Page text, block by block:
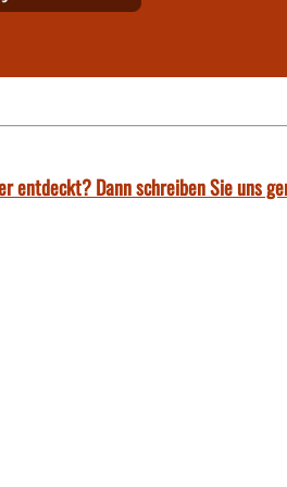
entdeckt? Dann schreiben Sie uns